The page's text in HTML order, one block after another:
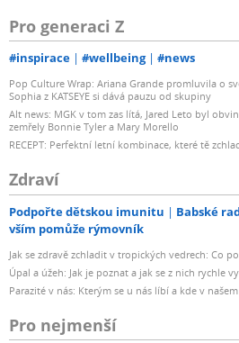
Pro generaci Z
#inspirace #wellbeing #news
Pop Culture Wrap: Ariana Grande promluvila o
Sophia z KATSEYE si dává pauzu od skupiny
Alt news: MGK v tom zas lítá, Jared Leto byl
zemřely Bonnie Tyler a Mary Morello
RECEPT: Perfektní letní kombinace, které tě
Zdraví
Podpořte dětskou imunitu Babské
vším pomůže rýmovník
Jak se zdravě zchladit v tropických vedrech: Co
Úpal a úžeh: Jak je poznat a jak se z nich rychle
Parazité v nás: Kterým se u nás líbí a kde v
Pro nejmenší